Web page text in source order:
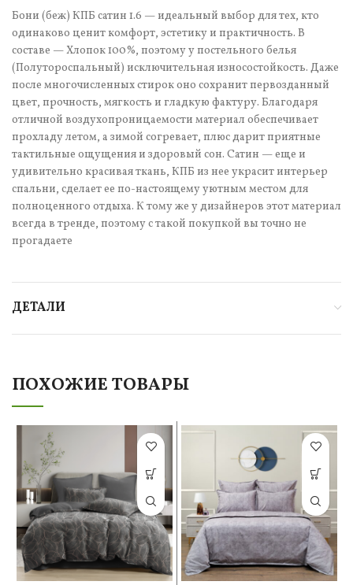
Бони (беж) КПБ сатин 1.6 — идеальный выбор для тех, кто
одинаково ценит комфорт, эстетику и практичность. В
составе — Хлопок 100%, поэтому у постельного белья
(Полутороспальный) исключительная износостойкость. Даже
после многочисленных стирок оно сохранит первозданный
цвет, прочность, мягкость и гладкую фактуру. Благодаря
отличной воздухопроницаемости материал обеспечивает
прохладу летом, а зимой согревает, плюс дарит приятные
тактильные ощущения и здоровый сон. Сатин — еще и
удивительно красивая ткань, КПБ из нее украсит интерьер
спальни, сделает ее по-настоящему уютным местом для
полноценного отдыха. К тому же у дизайнеров этот материал
всегда в тренде, поэтому с такой покупкой вы точно не
прогадаете
ДЕТАЛИ
ПОХОЖИЕ ТОВАРЫ